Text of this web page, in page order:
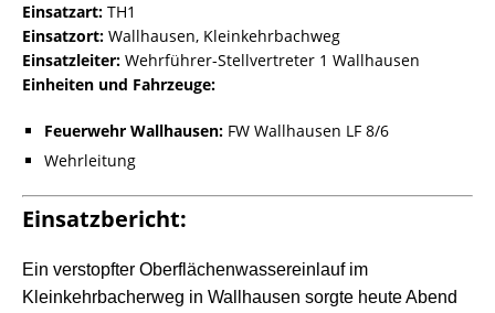
Einsatzart: TH1
Einsatzort: Wallhausen, Kleinkehrbachweg
Einsatzleiter: Wehrführer-Stellvertreter 1 Wallhausen
Einheiten und Fahrzeuge:
Feuerwehr Wallhausen: FW Wallhausen LF 8/6
Wehrleitung
Einsatzbericht:
Ein verstopfter Oberflächenwassereinlauf im
Kleinkehrbacherweg in Wallhausen sorgte heute Abend